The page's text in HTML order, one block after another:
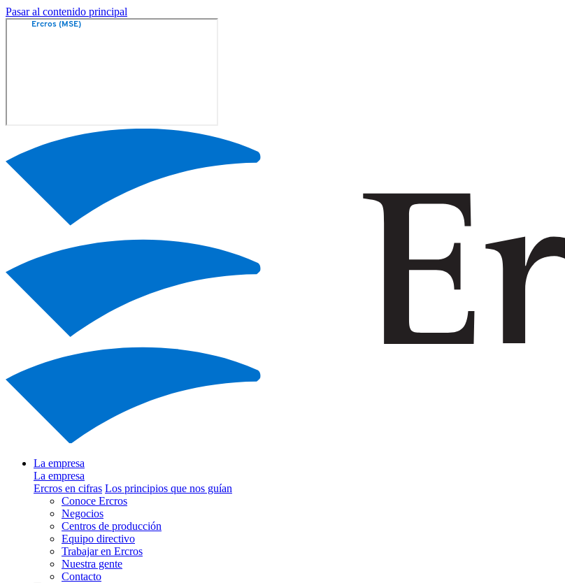
Pasar al contenido principal
La empresa
La empresa
Ercros en cifras Los principios que nos guían
Conoce Ercros
Negocios
Centros de producción
Equipo directivo
Trabajar en Ercros
Nuestra gente
Contacto